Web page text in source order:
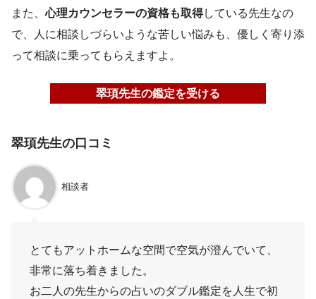
また、心理カウンセラーの資格も取得している先生なの
で、人に相談しづらいような苦しい悩みも、優しく寄り添
って相談に乗ってもらえますよ。
翠頊先生の鑑定を受ける
翠頊先生の口コミ
相談者
とてもアットホームな空間で空気が澄んでいて、
非常に落ち着きました。
お二人の先生からの占いのダブル鑑定を人生で初